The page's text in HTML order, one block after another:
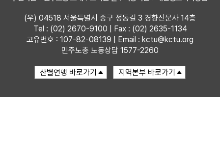
(우) 04518 서울특별시 중구 정동길 3 경향신문사 14층
Tel : (02) 2670-9100 | Fax : (02) 2635-1134
고유번호 : 107-82-08139 | Email : kctu@kctu.org
민주노총 노동상담 1577-2260